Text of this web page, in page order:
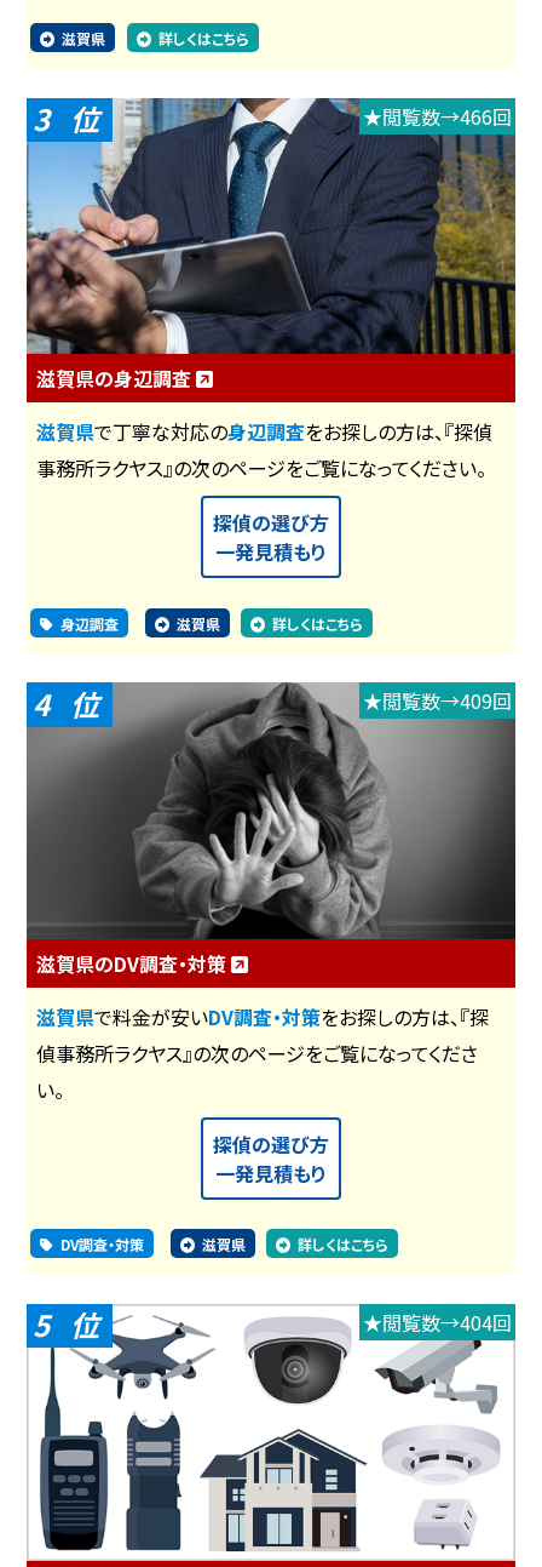
滋賀県 詳しくはこちら
3 ★閲覧数→466回
滋賀県の身辺調査
滋賀県で丁寧な対応の身辺調査をお探しの方は、『探偵
事務所ラクヤス』の次のページをご覧になってください。
探偵の選び方
一発見積もり
身辺調査 滋賀県 詳しくはこちら
4 ★閲覧数→409回
滋賀県のDV調査・対策
滋賀県で料金が安いDV調査・対策をお探しの方は、『探
偵事務所ラクヤス』の次のページをご覧になってくださ
い。
探偵の選び方
一発見積もり
DV調査・対策 滋賀県 詳しくはこちら
5 ★閲覧数→404回